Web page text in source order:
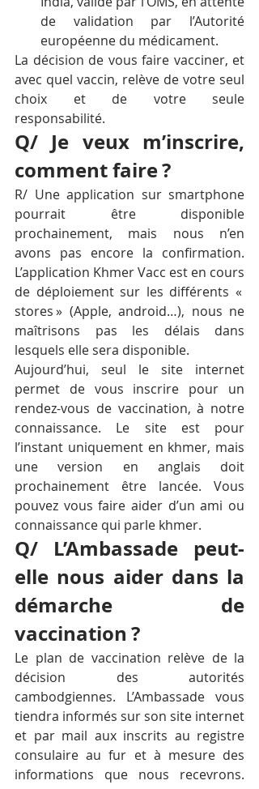
de validation par l’Autorité
européenne du médicament.
La décision de vous faire vacciner, et
avec quel vaccin, relève de votre seul
choix et de votre seule
responsabilité.
Q/ Je veux m’inscrire,
comment faire ?
R/ Une application sur smartphone
pourrait être disponible
prochainement, mais nous n’en
avons pas encore la confirmation.
L’application Khmer Vacc est en cours
de déploiement sur les différents «
stores » (Apple, android…), nous ne
maîtrisons pas les délais dans
lesquels elle sera disponible.
Aujourd’hui, seul le site internet
permet de vous inscrire pour un
rendez-vous de vaccination, à notre
connaissance. Le site est pour
l’instant uniquement en khmer, mais
une version en anglais doit
prochainement être lancée. Vous
pouvez vous faire aider d’un ami ou
connaissance qui parle khmer.
Q/ L’Ambassade peut-
elle nous aider dans la
démarche de
vaccination ?
Le plan de vaccination relève de la
décision des autorités
cambodgiennes. L’Ambassade vous
tiendra informés sur son site internet
et par mail aux inscrits au registre
consulaire au fur et à mesure des
informations que nous recevrons.